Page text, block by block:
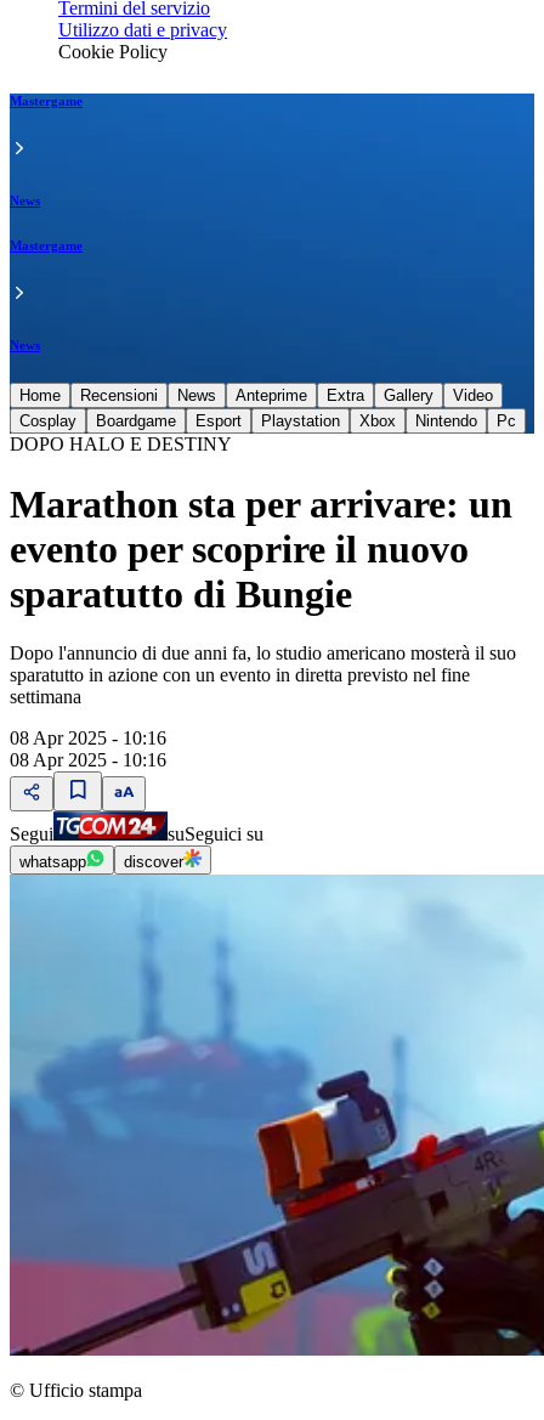
Termini del servizio
Utilizzo dati e privacy
Cookie Policy
Mastergame
News
Mastergame
News
Home Recensioni News Anteprime Extra Gallery
Video
Cosplay
Boardgame Esport Playstation Xbox Nintendo Pc
DOPO HALO E DESTINY
Marathon sta per arrivare: un
evento per scoprire il nuovo
sparatutto di Bungie
Dopo l'annuncio di due anni fa, lo studio americano mosterà il suo
sparatutto in azione con un evento in diretta previsto nel fine
settimana
08 Apr 2025 - 10:16
08 Apr 2025 - 10:16
Segui suSeguici su
whatsapp discover
© Ufficio stampa